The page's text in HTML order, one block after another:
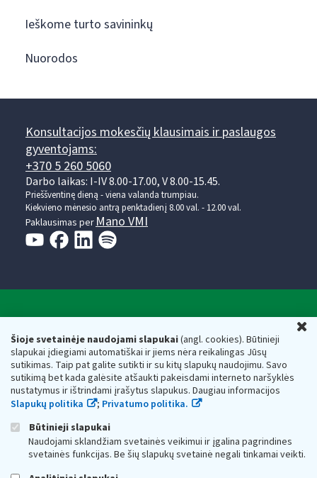
Šioje svetainėje naudojami slapukai(angl. cookies). Būtinieji
slapukai įdiegiami automatiškai ir jiems nėra reikalingas Jūsų
sutikimas. Taip pat galite sutikti ir su kitų slapukų naudojimu. Savo
sutikimą bet kada galėsite atšaukti pakeisdami interneto naršyklės
nustatymus ir ištrindami įrašytus slapukus. Daugiau informacijos
Slapukų politika
; Privatumo politika.
Būtinieji slapukai
Naudojami sklandžiam svetainės veikimui ir įgalina pagrindines
svetainės funkcijas. Be šių slapukų svetainė negali tinkamai veikti.
Ieškome turto savininkų
Nuorodos
Konsultacijos mokesčių klausimais ir paslaugos
gyventojams:
+370 5 260 5060
Darbo laikas: I-IV 8.00-17.00, V 8.00-15.45.
Prieššventinę dieną - viena valanda trumpiau.
Kiekvieno mėnesio antrą penktadienį 8.00 val. - 12.00 val.
Paklausimas per Mano VMI
Respublikos finansų ministerijos
Biudžetinė įstaiga. Juridinio asmens kodas — 188659752,
adresas: Vasario 16-osios g. 14, 01107 Vilnius, Lietuva, el.paštas:
vmi@vmi.lt, E. pristatymo dėžutės adresas 188659752
Duomenys apie Valstybinę mokesčių inspekciją prie Lietuvos
Respublikos finansų ministerijos kaupiami ir saugomi Juridinių